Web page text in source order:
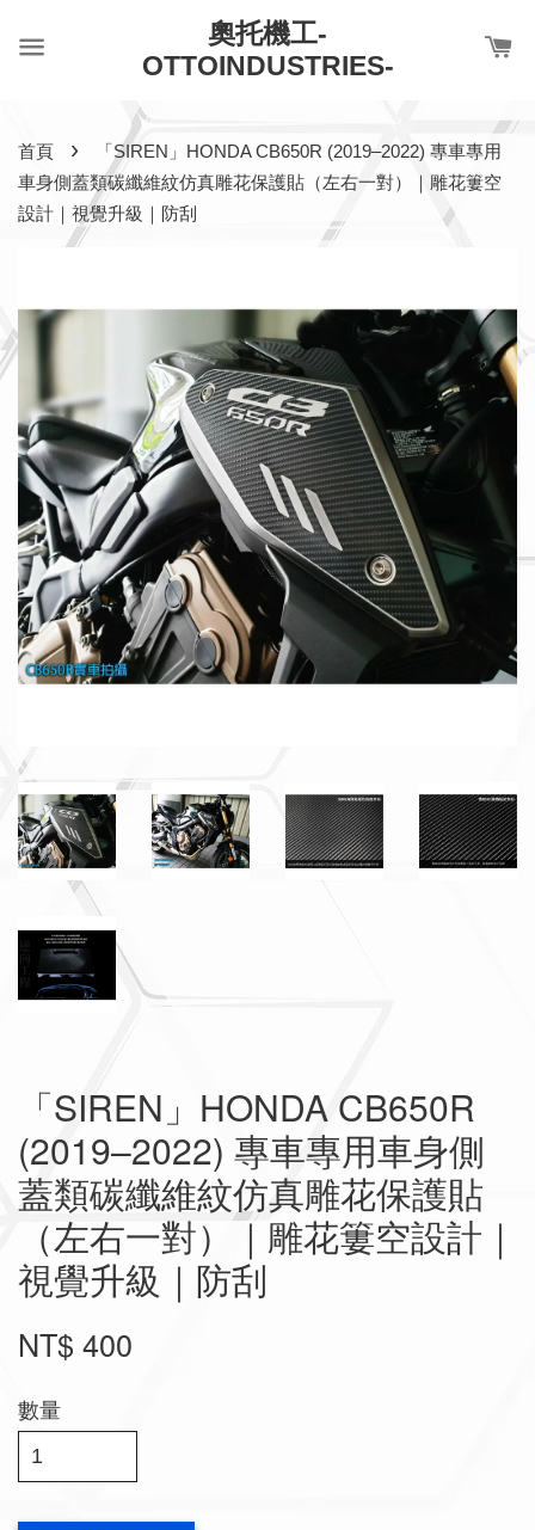
奧托機工-
OTTOINDUSTRIES-
首頁 ›
「SIREN」HONDA CB650R (2019–2022) 專車專用
車身側蓋類碳纖維紋仿真雕花保護貼（左右一對）｜雕花簍空
設計｜視覺升級｜防刮
「SIREN」HONDA CB650R
(2019–2022) 專車專用車身側
蓋類碳纖維紋仿真雕花保護貼
（左右一對）｜雕花簍空設計｜
視覺升級｜防刮
NT$ 400
數量